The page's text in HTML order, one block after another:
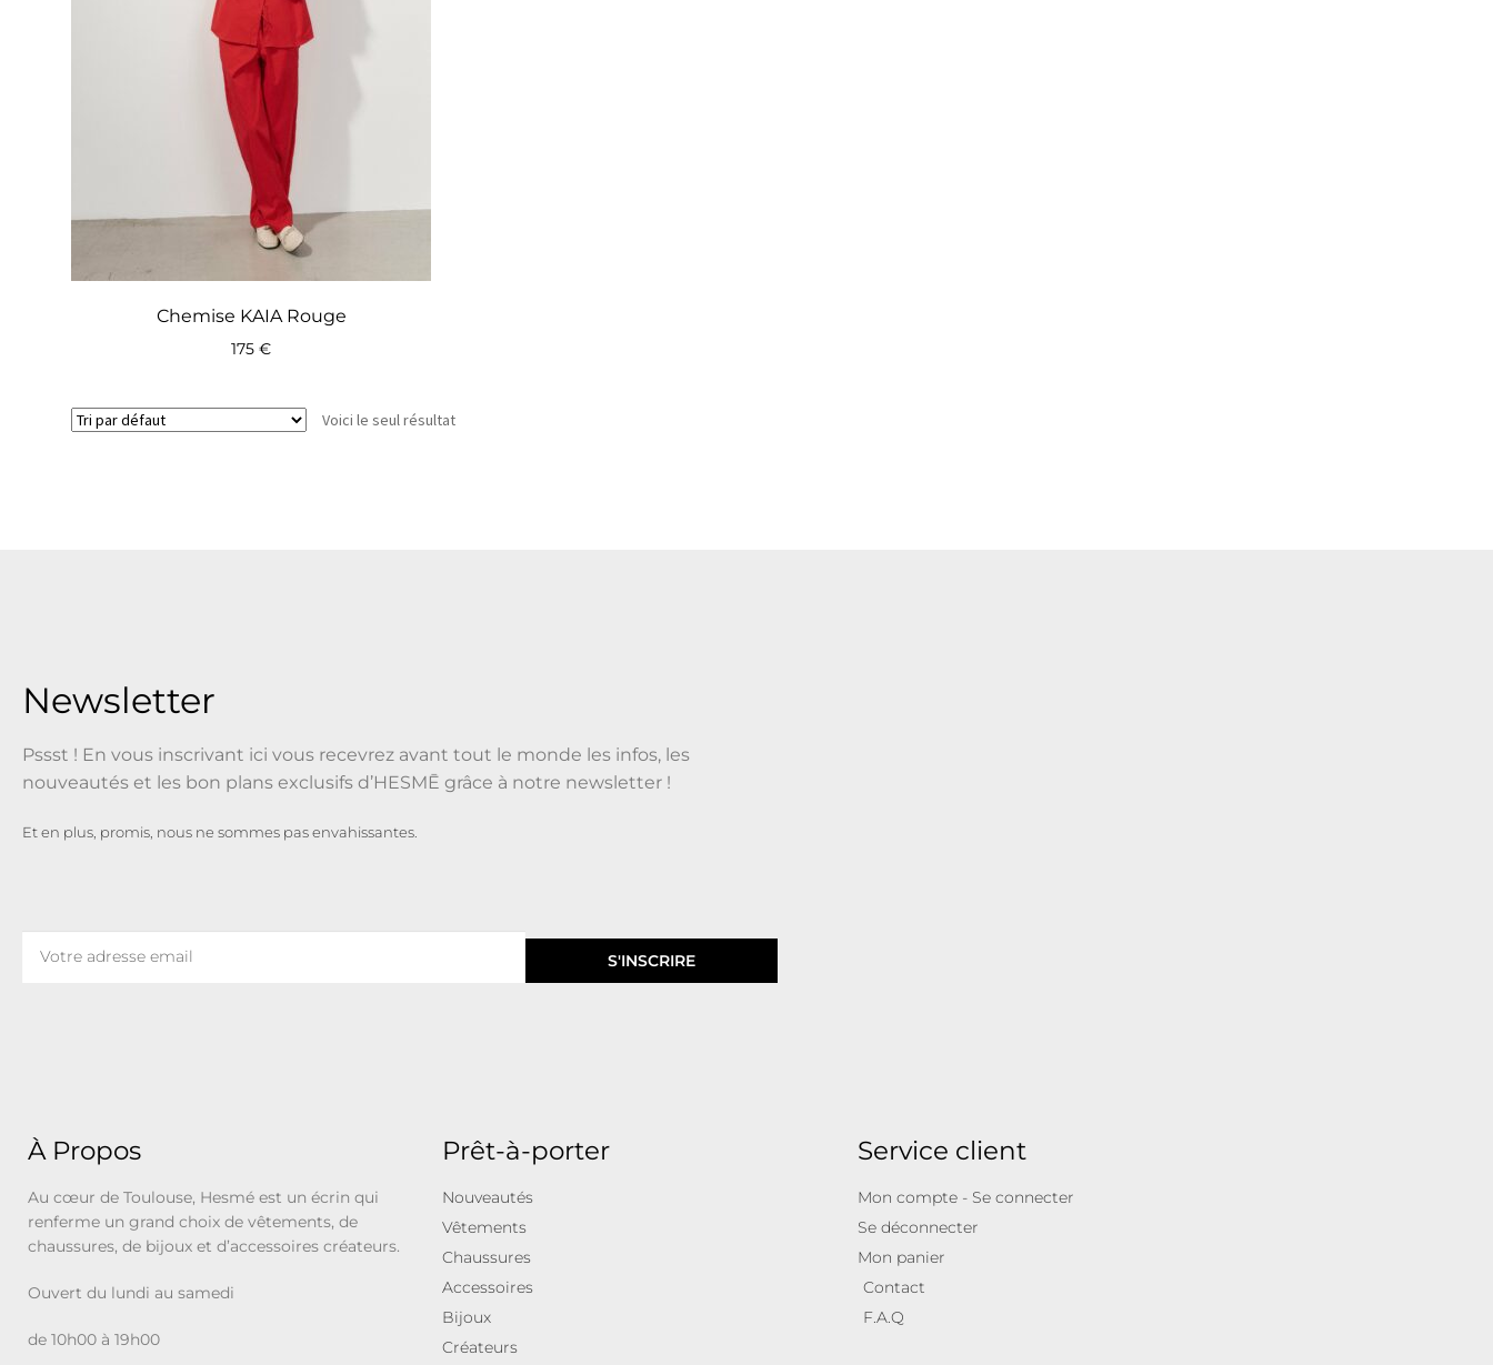
Chemise KAIA Rouge
175 €
Voici le seul résultat
Newsletter
Pssst ! En vous inscrivant ici vous recevrez avant tout le monde les infos, les
nouveautés et les bon plans exclusifs d’HESMĒ grâce à notre newsletter !
Et en plus, promis, nous ne sommes pas envahissantes.
S'INSCRIRE
À Propos
Au cœur de Toulouse, Hesmé est un écrin qui
renferme un grand choix de vêtements, de
chaussures, de bijoux et d’accessoires créateurs.
Ouvert du lundi au samedi
de 10h00 à 19h00
Prêt-à-porter
Nouveautés
Vêtements
Chaussures
Accessoires
Bijoux
Créateurs
Service client
Mon compte - Se connecter
Se déconnecter
Mon panier
Contact
F.A.Q